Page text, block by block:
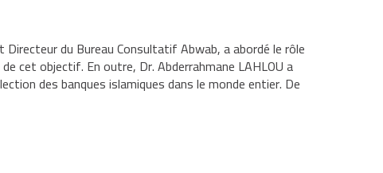
du Bureau Consultatif Abwab, a abordé lerôle
cet objectif. En outre, Dr. Abderrahmane LAHLOU a
des banques islamiques dans le monde entier. De